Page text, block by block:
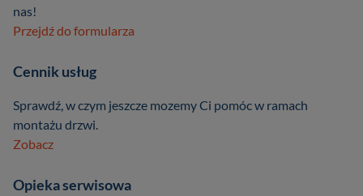
nas!
Przejdź do formularza
Cennik usług
Sprawdź, w czym jeszcze mozemy Ci pomóc w ramach
montażu drzwi.
Zobacz
Opieka serwisowa